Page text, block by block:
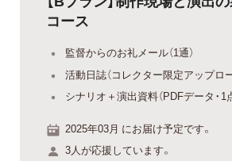
コース
監督からのお礼メール（1通）
活動日誌（コレクター限定アップロ
シナリオ＋演出資料（PDFデータ・1
2025年03月 にお届け予定です。
3人が応援しています。